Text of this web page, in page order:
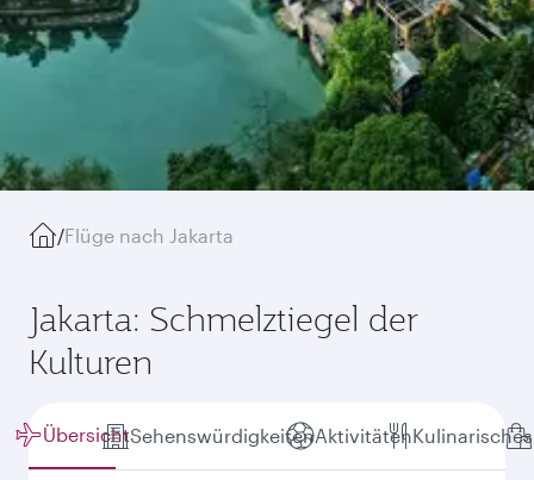
/Flüge nach Jakarta
Jakarta: Schmelztiegel der
Kulturen
ÜbersichtSehenswürdigkeitenAktivitätenKulinarisches